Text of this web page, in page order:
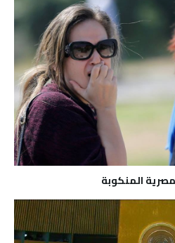
المنكوبة